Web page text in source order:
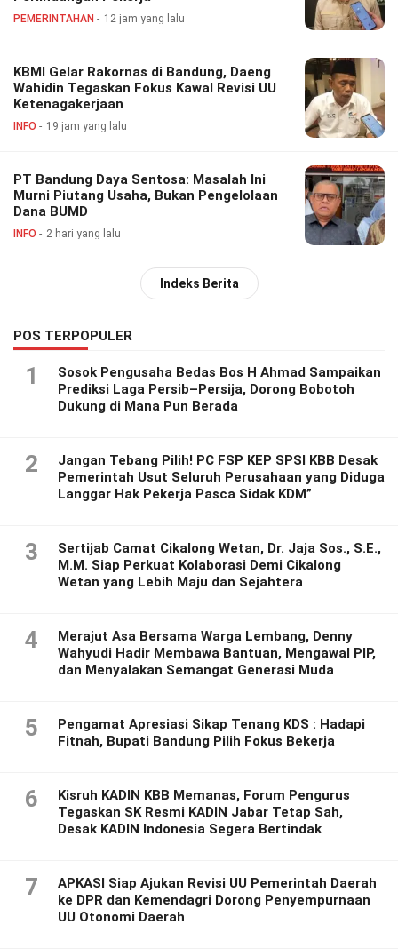
PEMERINTAHAN 12 jam yang lalu
KBMI Gelar Rakornas di Bandung, Daeng
Wahidin Tegaskan Fokus Kawal Revisi UU
Ketenagakerjaan
INFO 19 jam yang lalu
PT Bandung Daya Sentosa: Masalah Ini
Murni Piutang Usaha, Bukan Pengelolaan
Dana BUMD
INFO 2 hari yang lalu
Indeks Berita
POS TERPOPULER
1
Sosok Pengusaha Bedas Bos H Ahmad Sampaikan
Prediksi Laga Persib–Persija, Dorong Bobotoh
Dukung di Mana Pun Berada
2
Jangan Tebang Pilih! PC FSP KEP SPSI KBB Desak
Pemerintah Usut Seluruh Perusahaan yang Diduga
Langgar Hak Pekerja Pasca Sidak KDM”
3
Sertijab Camat Cikalong Wetan, Dr. Jaja Sos., S.E.,
M.M. Siap Perkuat Kolaborasi Demi Cikalong
Wetan yang Lebih Maju dan Sejahtera
4
Merajut Asa Bersama Warga Lembang, Denny
Wahyudi Hadir Membawa Bantuan, Mengawal PIP,
dan Menyalakan Semangat Generasi Muda
5
Pengamat Apresiasi Sikap Tenang KDS : Hadapi
Fitnah, Bupati Bandung Pilih Fokus Bekerja
6
Kisruh KADIN KBB Memanas, Forum Pengurus
Tegaskan SK Resmi KADIN Jabar Tetap Sah,
Desak KADIN Indonesia Segera Bertindak
7
APKASI Siap Ajukan Revisi UU Pemerintah Daerah
ke DPR dan Kemendagri Dorong Penyempurnaan
UU Otonomi Daerah